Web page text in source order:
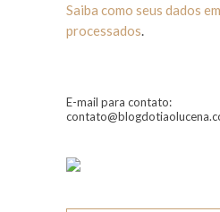
Saiba como seus dados
processados.
E-mail para contato: